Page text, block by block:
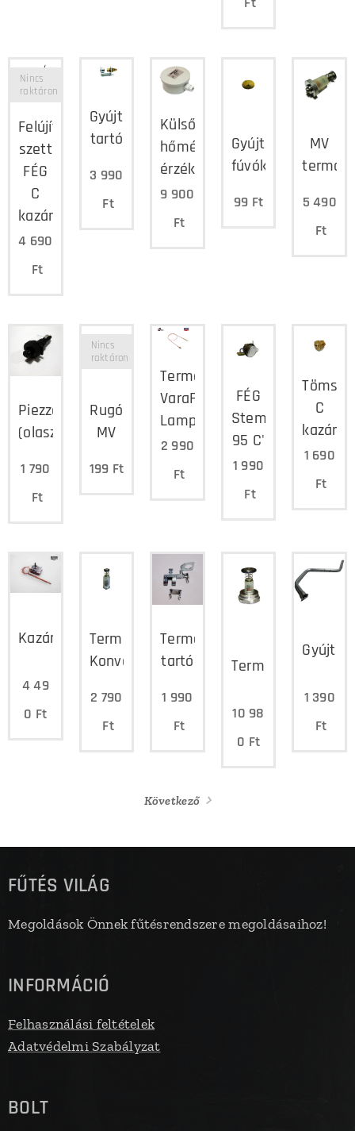
Felújító
szett
FÉG
C
kazán
Nincs
raktáron
4 690
Ft
Gyújtóláng
tartó
3 990
Ft
Külső
hőmérséklet
érzékelő
9 900
Ft
Gyújtóláng
fúvóka
99 Ft
MV
5 490
Ft
Piezzó
(olasz)
1 790
Ft
Rugó
MV
Nincs
raktáron
199 Ft
Termoelem
VaraFÉG,
Lampart
2 990
Ft
FÉG
Stemco
95 C'
1 990
Ft
C
1 690
Ft
Kazántermosztát
4 49
0 Ft
Termomágnes
Konvektorhoz
2 790
Ft
Termoelem
tartó
1 990
Ft
Termomágnes
10 98
0 Ft
1 390
Ft
Következő
FŰTÉS VILÁG
Megoldások Önnek fűtésrendszere megoldásaihoz!
INFORMÁCIÓ
Felhasználási feltételek
Adatvédelmi Szabályzat
BOLT